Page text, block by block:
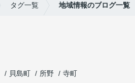
タグ一覧 地域情報のブログ一覧
貝島町 所野
寺町